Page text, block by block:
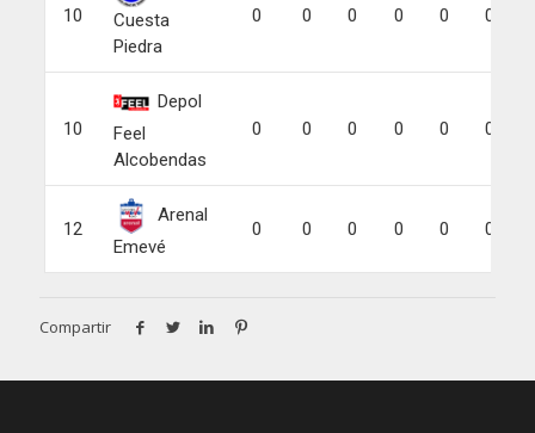
10
Cuesta
Piedra
0 0 0 0 0 0
10
Depol
Feel
Alcobendas
0 0 0 0 0 0
12
Arenal
Emevé
0 0 0 0 0 0
Compartir